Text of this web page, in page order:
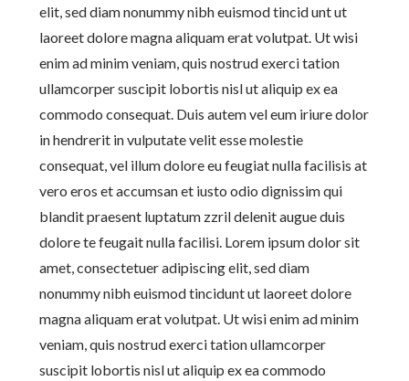
elit, sed diam nonummy nibh euismod tincid unt ut
laoreet dolore magna aliquam erat volutpat. Ut wisi
enim ad minim veniam, quis nostrud exerci tation
ullamcorper suscipit lobortis nisl ut aliquip ex ea
commodo consequat. Duis autem vel eum iriure dolor
in hendrerit in vulputate velit esse molestie
consequat, vel illum dolore eu feugiat nulla facilisis at
vero eros et accumsan et iusto odio dignissim qui
blandit praesent luptatum zzril delenit augue duis
dolore te feugait nulla facilisi. Lorem ipsum dolor sit
amet, consectetuer adipiscing elit, sed diam
nonummy nibh euismod tincidunt ut laoreet dolore
magna aliquam erat volutpat. Ut wisi enim ad minim
veniam, quis nostrud exerci tation ullamcorper
suscipit lobortis nisl ut aliquip ex ea commodo